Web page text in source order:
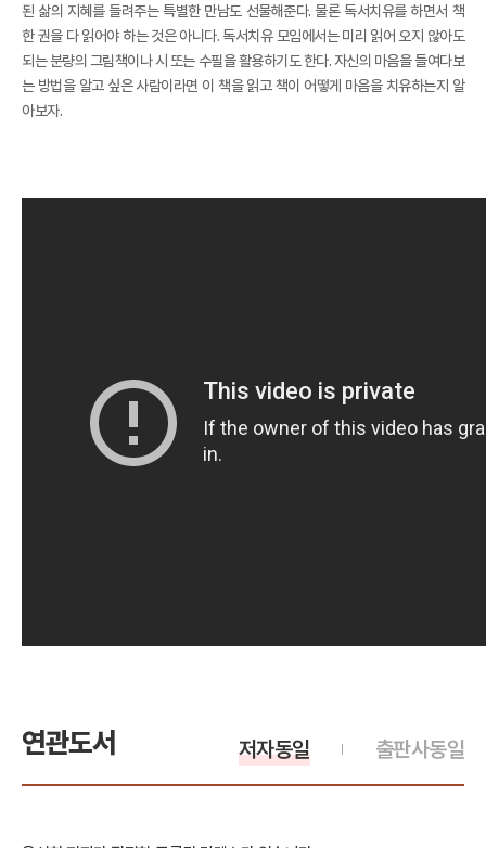
된 삶의 지혜를 들려주는 특별한 만남도 선물해준다. 물론 독서치유를 하면서 책
한 권을 다 읽어야 하는 것은 아니다. 독서치유 모임에서는 미리 읽어 오지 않아도
되는 분량의 그림책이나 시 또는 수필을 활용하기도 한다. 자신의 마음을 들여다보
는 방법을 알고 싶은 사람이라면 이 책을 읽고 책이 어떻게 마음을 치유하는지 알
아보자.
연관도서 출판사동일
저자동일